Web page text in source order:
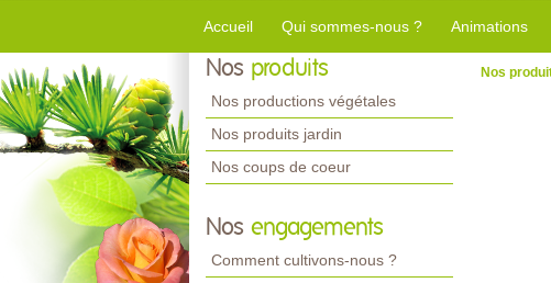
Accueil Qui sommes-nous ? Animations
Nos produits
Nos productions végétales
Nos produits jardin
Nos coups de coeur
Nos engagements
Comment cultivons-nous ?
Nos